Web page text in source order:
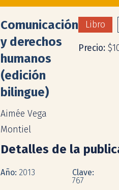
Comunicación
y derechos
humanos
(edición
bilingue)
Aimée Vega
Montiel
Libro
Precio:
Detalles de la
Año: 2013
Clave:
767